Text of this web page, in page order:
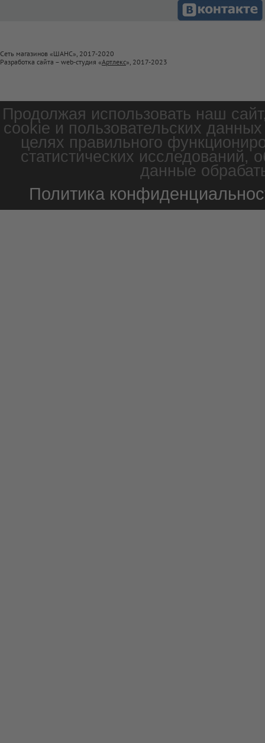
Сеть магазинов «ШАНС», 2017-2020
Разработка сайта – web-студия «Артлекс», 2017-2023
Продолжая использовать наш
cookie и пользовательских
целях правильного
статистических
данные
Политика